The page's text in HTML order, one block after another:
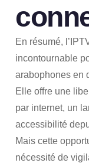
En résumé,
incontournable
arabophones en
Elle offre une
par internet, un
accessibilité
Mais cette
nécessité de